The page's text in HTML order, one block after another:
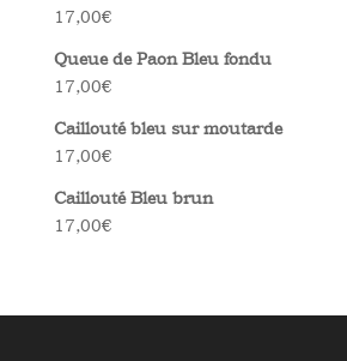
17,00€
Queue de Paon Bleu fondu
17,00€
Caillouté bleu sur moutarde
17,00€
Caillouté Bleu brun
17,00€